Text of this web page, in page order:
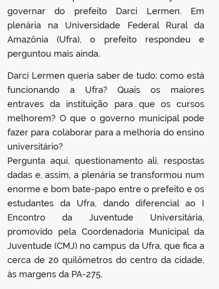
governar do prefeito Darci Lermen. Em
plenária na Universidade Federal Rural da
Amazônia (Ufra), o prefeito respondeu e
perguntou mais ainda.
Darci Lermen queria saber de tudo: como está
funcionando a Ufra? Quais os maiores
entraves da instituição para que os cursos
melhorem? O que o governo municipal pode
fazer para colaborar para a melhoria do ensino
universitário?
Pergunta aqui, questionamento ali, respostas
dadas e, assim, a plenária se transformou num
enorme e bom bate-papo entre o prefeito e os
estudantes da Ufra, dando diferencial ao I
Encontro da Juventude Universitária,
promovido pela Coordenadoria Municipal da
Juventude (CMJ) no campus da Ufra, que fica a
cerca de 20 quilômetros do centro da cidade,
às margens da PA-275.